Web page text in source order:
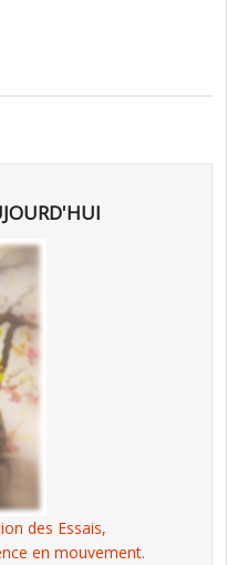
des Essais,
en mouvement.